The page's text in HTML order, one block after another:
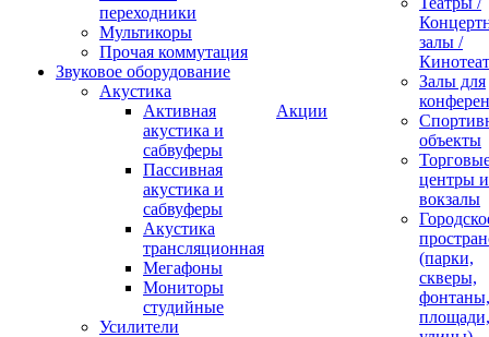
переходники
Мультикоры
Прочая коммутация
Звуковое оборудование
Акустика
Активная
акустика и
сабвуферы
Пассивная
акустика и
сабвуферы
Акустика
трансляционная
Мегафоны
Мониторы
студийные
Усилители
Акции
залы /
Залы для
объекты
центры и
вокзалы
(парки,
скверы,
фонтаны,
площади,